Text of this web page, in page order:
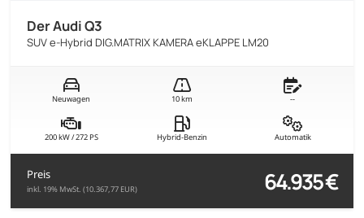
Der Audi Q3
SUV e-Hybrid DIG.MATRIX KAMERA eKLAPPE LM20
Neuwagen 10 km --
200 kW / 272 PS Hybrid-Benzin Automatik
Preis
inkl. 19% MwSt. (10.367,77 EUR) 64.935 €